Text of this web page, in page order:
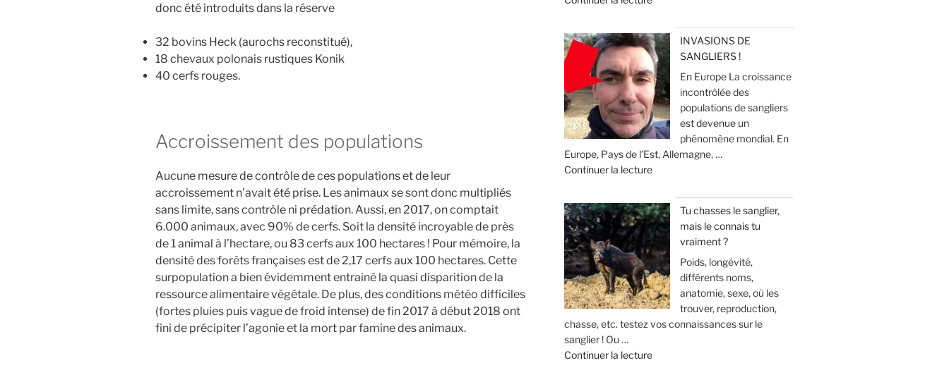
d
o
)
donc été introduits dans la réserve
32 bovins Heck (aurochs reconstitué),
18 chevaux polonais rustiques Konik
40 cerfs rouges.
Accroissement des populations
Aucune mesure de contrôle de ces populations et de leur
accroissement n’avait été prise. Les animaux se sont donc multipliés
sans limite, sans contrôle ni prédation. Aussi, en 2017, on comptait
6.000 animaux, avec 90% de cerfs. Soit la densité incroyable de près
de 1 animal à l’hectare, ou 83 cerfs aux 100 hectares ! Pour mémoire, la
densité des forêts françaises est de 2,17 cerfs aux 100 hectares. Cette
surpopulation a bien évidemment entrainé la quasi disparition de la
ressource alimentaire végétale. De plus, des conditions météo difficiles
(fortes pluies puis vague de froid intense) de fin 2017 à début 2018 ont
fini de précipiter l’agonie et la mort par famine des animaux.
q
u
e
ç
a
v
o
u
s
a
r
i
v
e
»
e
»
u
x
p
o
u
r
l
a
c
h
s
s
e
(
o
d
é
r
t
R
e
c
h
e
r
c
h
a
u
s
a
g
d
u
g
a
INVASIONS DE
SANGLIERS !
En Europe La croissance
incontrôlée des
populations de sangliers
est devenue un
phénomène mondial. En
Europe, Pays de l’Est, Allemagne, …
Continuer la lectured
I
N
A
S
I
O
S
Tu chasses le sanglier,
mais le connais tu
vraiment ?
Poids, longévité,
différents noms,
anatomie, sexe, où les
trouver, reproduction,
chasse, etc. testez vos connaissances sur le
sanglier ! Ou …
Continuer la lectured